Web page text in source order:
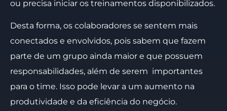
ou precisa iniciar os treinamentos disponibilizados.
Desta forma, os colaboradores se sentem mais
conectados e envolvidos, pois sabem que fazem
parte de um grupo ainda maior e que possuem
responsabilidades, além de serem importantes
para o time. Isso pode levar a um aumento na
produtividade e da eficiência do negócio.